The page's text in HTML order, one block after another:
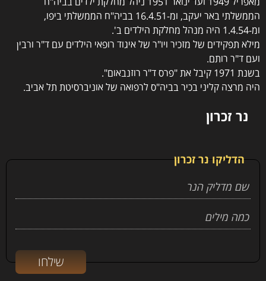
הממשלתי באר יעקב, ומ-16.4.51 בביה"ח הממשלתי ביפו,
ומ-1.4.54 היה מנהל מחלקת הילדים ב'.
מילא תפקידים של מזכיר ויו"ר של איגוד רופאי הילדים עם ד"ר ורבין
ועם ד"ר רותם.
בשנת 1971 קיבל את "פרס ד"ר רוזנבאום".
היה מרצה קליני בכיר בביה"ס לרפואה של אוניברסיטת תל אביב.
נר זכרון
הדליקו נר זכרון